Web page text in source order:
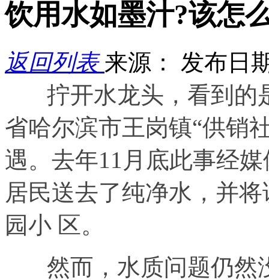
饮用水如墨汁?该怎
返回列表来源： 发布日
拧开水龙头，看到的
省哈尔滨市王岗镇“供销
遇。去年11月底此事经
居民送去了纯净水，并
园小 区。
然而，水质问题仍然